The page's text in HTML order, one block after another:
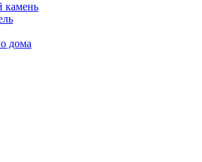
камень
дома